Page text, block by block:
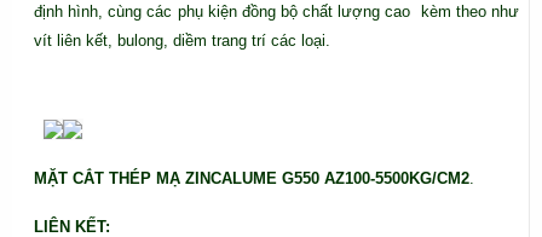
định hình, cùng các phụ kiện đồng bộ chất lượng cao kèm theo như
vít liên kết, bulong, diềm trang trí các loại.
MẶT CẮT THÉP MẠ ZINCALUME G550 AZ100-5500KG/CM2
LIÊN KẾT: